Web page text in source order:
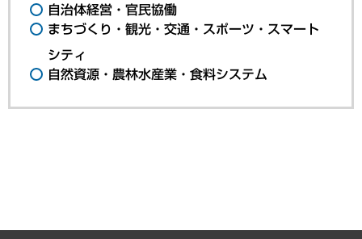
自治体経営・官民協働
まちづくり・観光・交通・スポーツ・スマート
シティ
自然資源・農林水産業・食料システム